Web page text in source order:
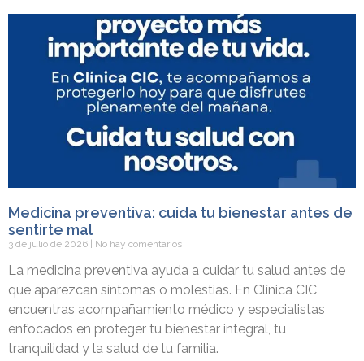
Medicina preventiva: cuida tu bienestar antes de
sentirte mal
3 de julio de 2026 No hay comentarios
La medicina preventiva ayuda a cuidar tu salud antes de
que aparezcan síntomas o molestias. En Clínica CIC
encuentras acompañamiento médico y especialistas
enfocados en proteger tu bienestar integral, tu
tranquilidad y la salud de tu familia.